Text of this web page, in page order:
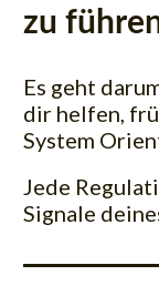
zu
Es geht
dir helfen,
System
Jede
Signale